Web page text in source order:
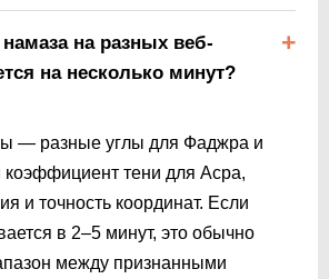
на разных веб-
на несколько минут?
— разные углы для Фаджра и
тени для Асра,
и точность координат. Если
в 2–5 минут, это обычно
между признанными